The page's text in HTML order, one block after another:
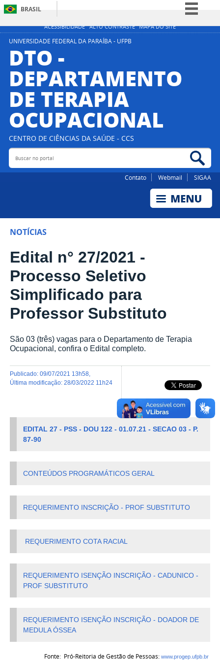
ACESSIBILIDADE ALTO CONTRASTE MAPA DO SITE
BRASIL
Simplifique!
Acesso à informação
Legislação
UNIVERSIDADE FEDERAL DA PARAÍBA - UFPB
DTO -
DEPARTAMENTO
DE TERAPIA
OCUPACIONAL
CENTRO DE CIÊNCIAS DA SAÚDE - CCS
Buscar no portal
Contato Webmail SIGAA
NOTÍCIAS
Edital n° 27/2021 -
Processo Seletivo
Simplificado para
Professor Substituto
São 03 (três) vagas para o Departamento de Terapia
Ocupacional, confira o Edital completo.
publicado: 09/07/2021 13h58
última modificação: 28/03/2022 11h24
EDITAL 27 - PSS - DOU 122 - 01.07.21 - SECAO 03 - P.
87-90
CONTEÚDOS PROGRAMÁTICOS GERAL
REQUERIMENTO INSCRIÇÃO - PROF SUBSTITUTO
REQUERIMENTO COTA RACIAL
REQUERIMENTO ISENÇÃO INSCRIÇÃO - CADUNICO -
PROF SUBSTITUTO
REQUERIMENTO ISENÇÃO INSCRIÇÃO - DOADOR DE
MEDULA ÓSSEA
Fonte: Pró-Reitoria de Gestão de Pessoas: www.progep.ufpb.br